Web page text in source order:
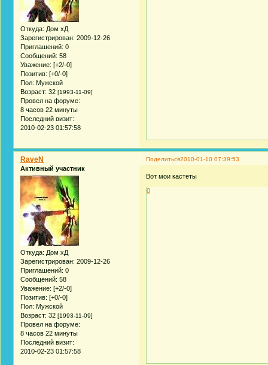
Откуда: Дом хД
Зарегистрирован: 2009-12-26
Приглашений: 0
Сообщений: 58
Уважение: [+2/-0]
Позитив: [+0/-0]
Пол: Мужской
Возраст: 32 [1993-11-09]
Провел на форуме:
8 часов 22 минуты
Последний визит:
2010-02-23 01:57:58
Поделиться2010-01-10 07:39:53
RaveN
Активный участник
Откуда: Дом хД
Зарегистрирован: 2009-12-26
Приглашений: 0
Сообщений: 58
Уважение: [+2/-0]
Позитив: [+0/-0]
Пол: Мужской
Возраст: 32 [1993-11-09]
Провел на форуме:
8 часов 22 минуты
Последний визит:
2010-02-23 01:57:58
Вот мои кастеты
0